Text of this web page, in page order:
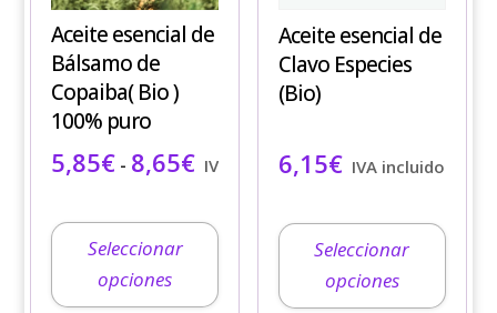
Aceite esencial de
Bálsamo de
Copaiba( Bio )
100% puro
5,85€ - 8,65€Rango de precios: desde 5,85€
IVA incluido
Seleccionar
opciones
variantes.
Las
opciones
se
pueden
elegir
página
producto
Aceite esencial de
Clavo Especies
(Bio)
6,15€ IVA incluido
Seleccionar
opciones
Las
opciones
se
elegir
página
producto